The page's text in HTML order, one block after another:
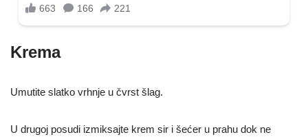
Krema
Umutite slatko vrhnje u čvrst šlag.
U drugoj posudi izmiksajte krem sir i šećer u prahu dok ne